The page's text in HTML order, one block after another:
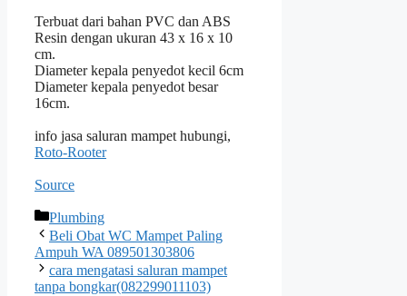
Terbuat dari bahan PVC dan ABS
Resin dengan ukuran 43 x 16 x 10
cm.
Diameter kepala penyedot kecil 6cm
Diameter kepala penyedot besar
16cm.
info jasa saluran mampet hubungi,
Roto-Rooter
Source
Kategori
Plumbing
Beli Obat WC Mampet Paling
Ampuh WA 089501303806
cara mengatasi saluran mampet
tanpa bongkar(082299011103)